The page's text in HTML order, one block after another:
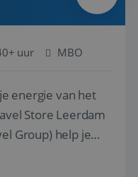
uur MBO
energie van het
Group) help je